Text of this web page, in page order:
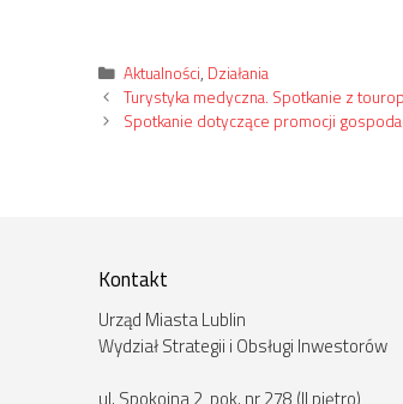
Kategorie
Aktualności, Działania
Turystyka medyczna. Spotkanie z
Spotkanie dotyczące promocji
Kontakt
Urząd Miasta Lublin
Wydział Strategii i Obsługi Inwestorów